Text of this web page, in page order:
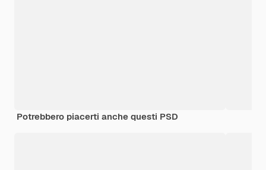
Potrebbero piacerti anche questi PSD